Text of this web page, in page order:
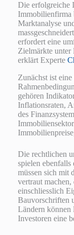
Die erfolgreiche
Immobilienfirma
Marktanalyse
erfordert eine
Zielmärkte unter
erklärt Experte
Zunächst ist
gehören
Inflationsraten,
des
Die rechtlichen
spielen ebenfalls
müssen sich mit
vertraut
einschliesslich
Bauvorschriften
Ländern können
Investoren eine